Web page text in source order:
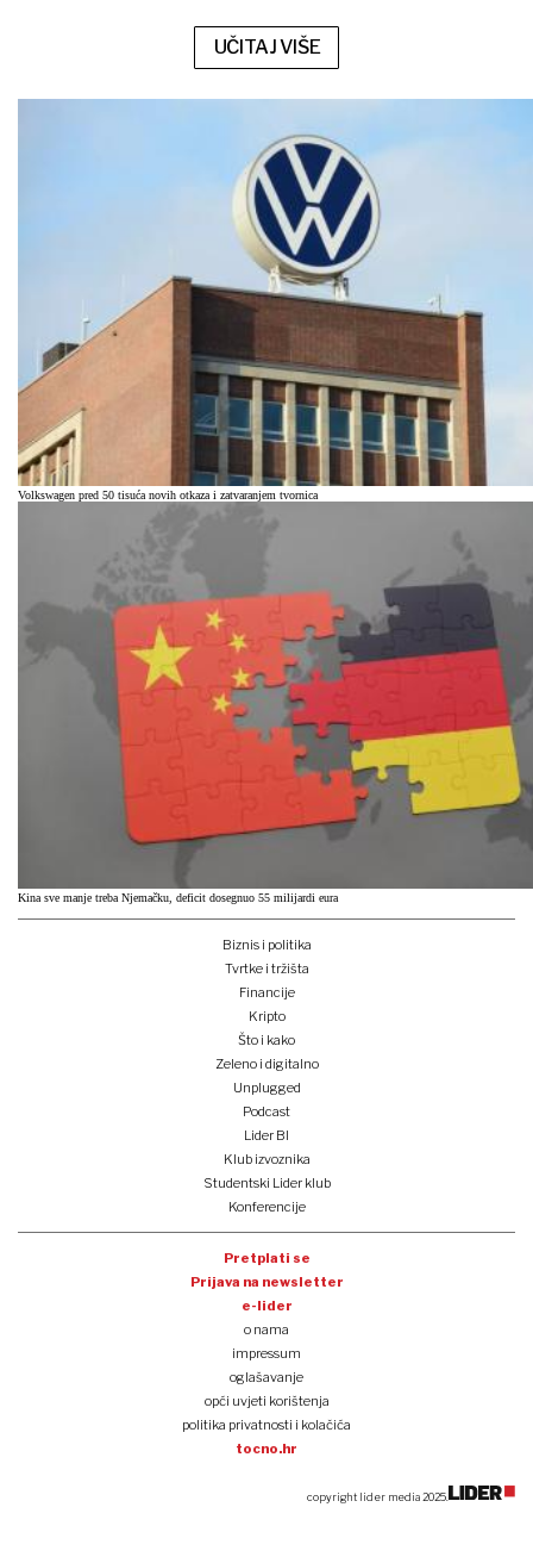
UČITAJ VIŠE
Volkswagen pred 50 tisuća novih otkaza i zatvaranjem tvornica
Kina sve manje treba Njemačku, deficit dosegnuo 55 milijardi eura
Biznis i politika
Tvrtke i tržišta
Financije
Kripto
Što i kako
Zeleno i digitalno
Unplugged
Podcast
Lider BI
Klub izvoznika
Studentski Lider klub
Konferencije
Pretplati se
Prijava na newsletter
e-lider
o nama
impressum
oglašavanje
opći uvjeti korištenja
politika privatnosti i kolačića
tocno.hr
copyright lider media 2025.